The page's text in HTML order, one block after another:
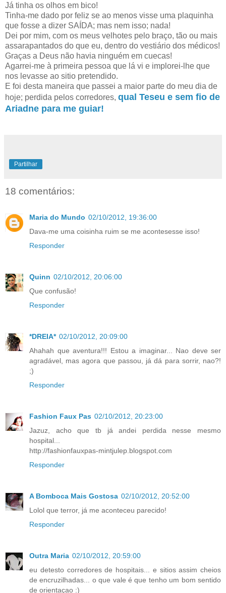
Já tinha os olhos em bico!
Tinha-me dado por feliz se ao menos visse uma plaquinha
que fosse a dizer SAÍDA; mas nem isso; nada!
Dei por mim, com os meus velhotes pelo braço, tão ou mais
assarapantados do que eu, dentro do vestiário dos médicos!
Graças a Deus não havia ninguém em cuecas!
Agarrei-me à primeira pessoa que lá vi e implorei-lhe que
nos levasse ao sitio pretendido.
E foi desta maneira que passei a maior parte do meu dia de
hoje; perdida pelos corredores, qual Teseu e sem fio de
Ariadne para me guiar!
Partilhar
18 comentários:
Maria do Mundo 02/10/2012, 19:36:00
Dava-me uma coisinha ruim se me acontesesse isso!
Responder
Quinn 02/10/2012, 20:06:00
Que confusão!
Responder
*DREIA* 02/10/2012, 20:09:00
Ahahah que aventura!!! Estou a imaginar... Nao deve ser
agradável, mas agora que passou, já dá para sorrir, nao?!
;)
Responder
Fashion Faux Pas 02/10/2012, 20:23:00
Jazuz, acho que tb já andei perdida nesse mesmo
hospital...
http://fashionfauxpas-mintjulep.blogspot.com
Responder
A Bomboca Mais Gostosa 02/10/2012, 20:52:00
Lolol que terror, já me aconteceu parecido!
Responder
Outra Maria 02/10/2012, 20:59:00
eu detesto corredores de hospitais... e sitios assim cheios
de encruzilhadas... o que vale é que tenho um bom sentido
de orientaçao :)